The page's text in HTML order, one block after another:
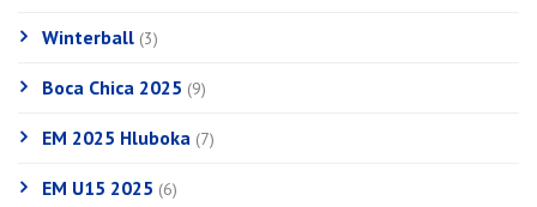
Winterball (3)
Boca Chica 2025 (9)
EM 2025 Hluboka (7)
EM U15 2025 (6)